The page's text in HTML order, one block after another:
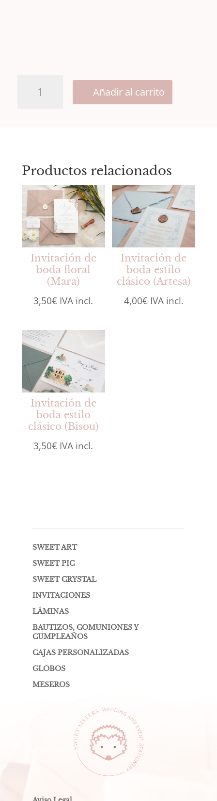
personalizado
Añadir al carrito
Productos relacionados
Invitación de
boda floral
(Mara)
3,50€ IVA incl.
Invitación de
boda estilo
clásico (Artesa)
4,00€ IVA incl.
Invitación de
boda estilo
clásico (Bisou)
3,50€ IVA incl.
SWEET ART
SWEET PIC
SWEET CRYSTAL
INVITACIONES
LÁMINAS
BAUTIZOS, COMUNIONES Y
CUMPLEAÑOS
CAJAS PERSONALIZADAS
GLOBOS
MESEROS